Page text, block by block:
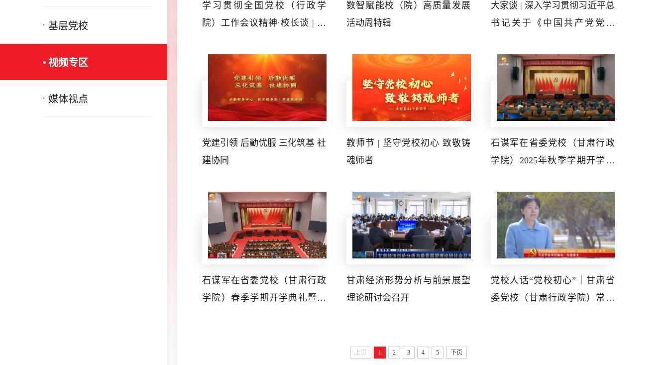
基层党校
视频专区
媒体视点
学习贯彻全国党校（行政学
院）工作会议精神·校长谈 | 甘
副校长（副院长）唐斫谈落实
举措
数智赋能校（院）高质量发展
活动周特辑
大家谈 | 深入学习贯彻习近平总
书记关于《中国共产党党校
指示精神
党建引领 后勤优服 三化筑基 社
建协同
教师节 | 坚守党校初心 致敬铸
魂师者
石谋军在省委党校（甘肃行政
学院）2025年秋季学期开学典
不移走好新时代党的群众路线
倾情倾力做实新形势下群众工
作
石谋军在省委党校（甘肃行政
学院）春季学期开学典礼暨中
甘肃经济形势分析与前景展望
理论研讨会召开
党校人话“党校初心”｜甘肃省
委党校（甘肃行政学院）常务
上页 1 2 3 4 5 下页